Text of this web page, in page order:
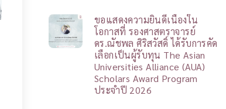
ขอแสดงความยินดีเนื่องใน
โอกาสที่ รองศาสตราจารย์
ดร.ณัชพล ศิริสวัสดิ์ ได้รับการคัด
เลือกเป็นผู้รับทุน The Asian
Universities Alliance (AUA)
Scholars Award Program
ประจำปี 2026